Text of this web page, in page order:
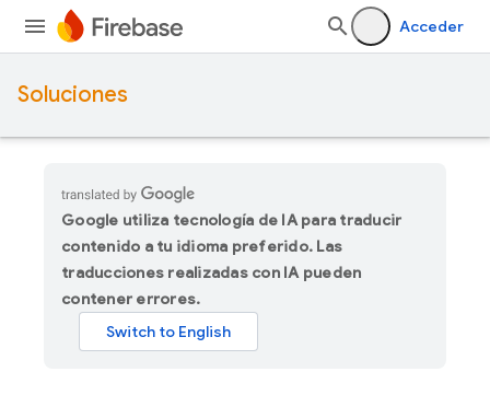
Acceder
Soluciones
Google utiliza tecnología de IA para traducir
contenido a tu idioma preferido. Las
traducciones realizadas con IA pueden
contener errores.